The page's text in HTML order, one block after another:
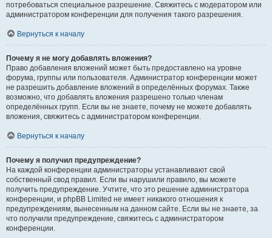
потребоваться специальное разрешение. Свяжитесь с модератором или
администратором конференции для получения такого разрешения.
Вернуться к началу
Почему я не могу добавлять вложения?
Право добавления вложений может быть предоставлено на уровне
форума, группы или пользователя. Администратор конференции может
не разрешить добавление вложений в определённых форумах. Также
возможно, что добавлять вложения разрешено только членам
определённых групп. Если вы не знаете, почему не можете добавлять
вложения, свяжитесь с администратором конференции.
Вернуться к началу
Почему я получил предупреждение?
На каждой конференции администраторы устанавливают свой
собственный свод правил. Если вы нарушили правило, вы можете
получить предупреждение. Учтите, что это решение администратора
конференции, и phpBB Limited не имеет никакого отношения к
предупреждениям, вынесенным на данном сайте. Если вы не знаете, за
что получили предупреждение, свяжитесь с администратором
конференции.